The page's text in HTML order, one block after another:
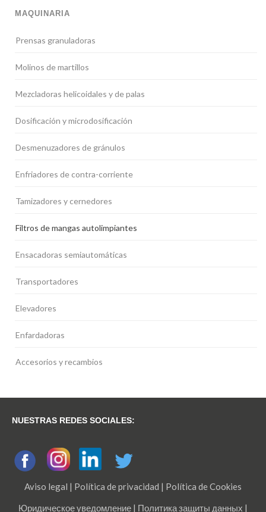
MAQUINARIA
Prensas granuladoras
Molinos de martillos
Mezcladoras helicoidales y de palas
Dosificación y microdosificación
Desmenuzadores de gránulos
Enfriadores de contra-corriente
Tamizadores y cernedores
Filtros de mangas autolimpiantes
Ensacadoras semiautomáticas
Transportadores
Elevadores
Enfardadoras
Accesorios y recambios
NUESTRAS REDES SOCIALES:
Aviso legal | Política de privacidad | Política de Cookies
Юридическое уведомление | Политика защиты данных |